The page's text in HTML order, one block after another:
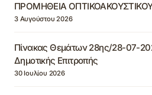
ΠΡΟΜΗΘΕΙΑ
3 Αυγούστου 2026
Πίνακας Θεμάτων 28ης/28-07-
Δημοτικής Επιτροπής
30 Ιουλίου 2026